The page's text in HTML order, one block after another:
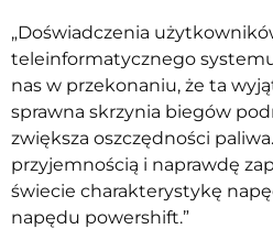
„Doświadczenia
teleinformatycznego
nas w przekonaniu, że ta
sprawna skrzynia biegów
zwiększa oszczędności
przyjemnością i naprawdę
świecie charakterystykę
napędu powershift.”